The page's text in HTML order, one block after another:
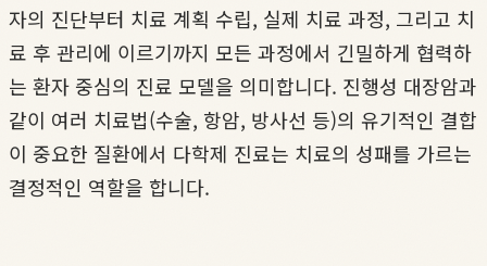
자의 진단부터 치료 계획 수립, 실제 치료 과정, 그리고 치
료 후 관리에 이르기까지 모든 과정에서 긴밀하게 협력하
는 환자 중심의 진료 모델을 의미합니다. 진행성 대장암과
같이 여러 치료법(수술, 항암, 방사선 등)의 유기적인 결합
이 중요한 질환에서 다학제 진료는 치료의 성패를 가르는
결정적인 역할을 합니다.